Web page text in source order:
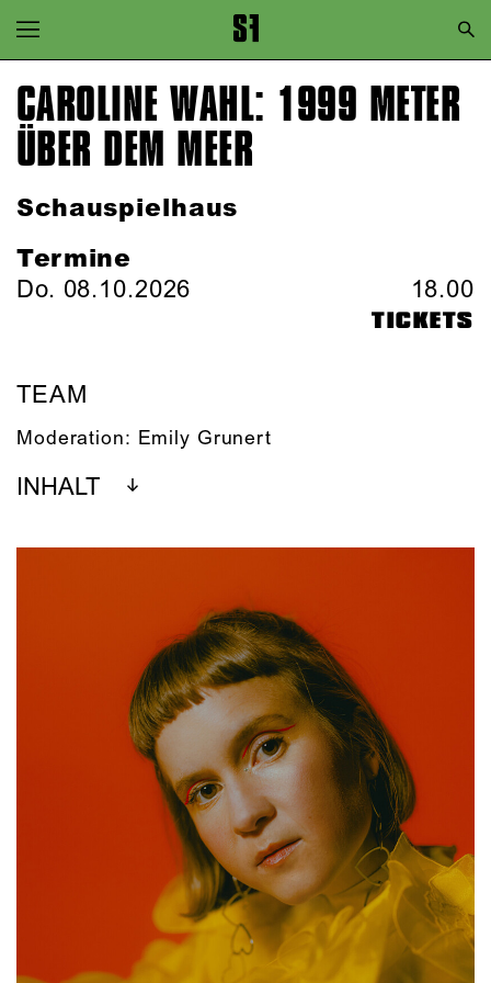
Zur Hauptnavigation springen
Zum Hauptinhalt springen
Zum Footer springen
CAROLINE WAHL: 1999 METER
ÜBER DEM MEER
Schauspielhaus
Termine
Do. 08.10.2026 18.00
TICKETS
TEAM
Moderation: Emily Grunert
INHALT